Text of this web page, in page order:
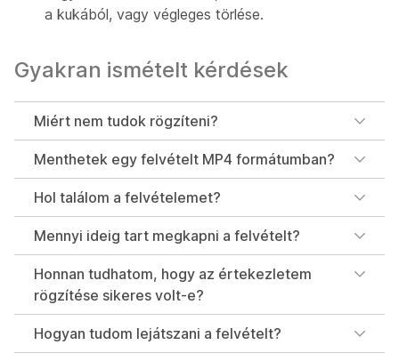
a kukából, vagy végleges törlése.
Gyakran ismételt kérdések
Miért nem tudok rögzíteni?
Menthetek egy felvételt MP4 formátumban?
Hol találom a felvételemet?
Mennyi ideig tart megkapni a felvételt?
Honnan tudhatom, hogy az értekezletem
rögzítése sikeres volt-e?
Hogyan tudom lejátszani a felvételt?